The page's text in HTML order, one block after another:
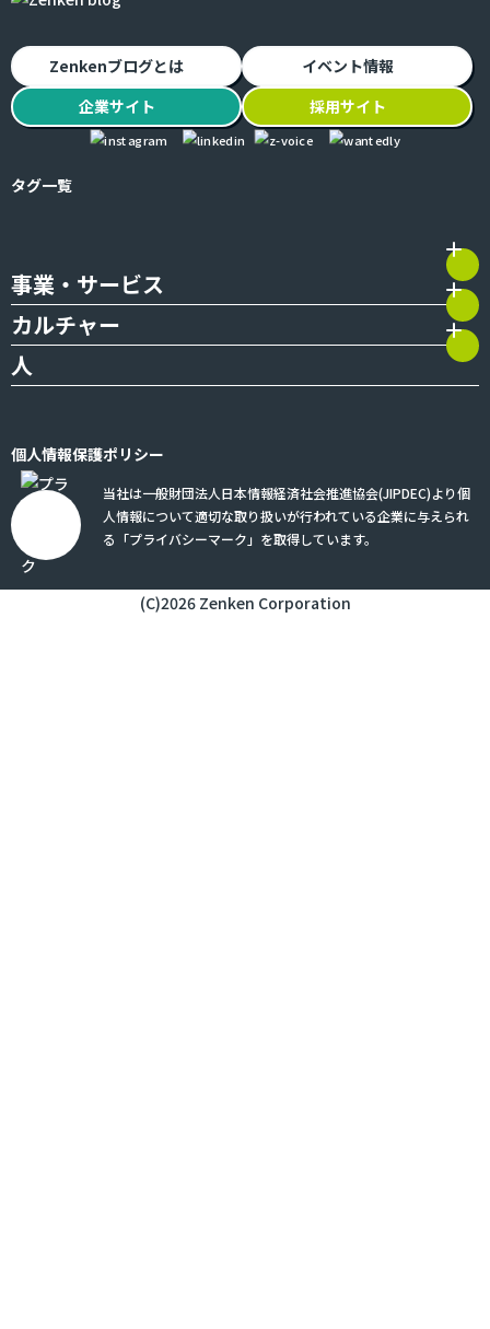
Zenkenブログとは
イベント情報
企業サイト 採用サイト
タグ一覧
事業・サービス
カルチャー
人
個人情報保護ポリシー
当社は一般財団法人日本情報経済社会推進協会(JIPDEC)より個
人情報について適切な取り扱いが行われている企業に与えられ
る「プライバシーマーク」を取得しています。
(C)2026 Zenken Corporation